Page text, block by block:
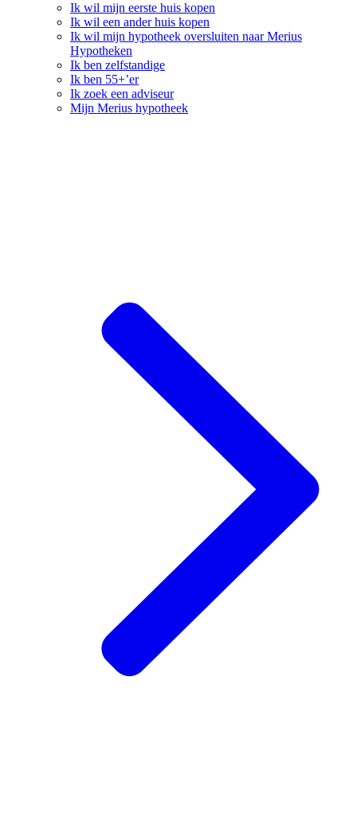
Ik wil mijn eerste huis kopen
Ik wil een ander huis kopen
Ik wil mijn hypotheek oversluiten naar Merius
Hypotheken
Ik ben zelfstandige
Ik ben 55+’er
Ik zoek een adviseur
Mijn Merius hypotheek